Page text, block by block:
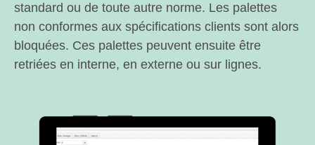
standard ou de toute autre norme. Les palettes
non conformes aux spécifications clients sont alors
bloquées. Ces palettes peuvent ensuite être
retriées en interne, en externe ou sur lignes.